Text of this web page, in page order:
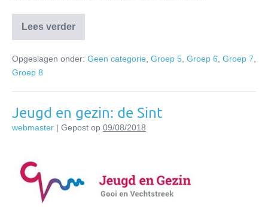
Lees verder
Opgeslagen onder: Geen categorie, Groep 5, Groep 6, Groep 7,
Groep 8
Jeugd en gezin: de Sint
webmaster | Gepost op 09/08/2018